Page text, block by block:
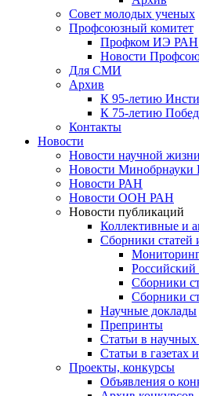
Совет молодых ученых
Профсоюзный комитет
Профком ИЭ РАН
Новости
Для СМИ
Архив
К 95-летию
К 75-летию
Контакты
Новости
Новости научной
Новости Минобрнауки
Новости РАН
Новости ООН РАН
Новости публикаций
Коллективные и
Сборники статей
Сборники
Сборники
Научные доклады
Препринты
Статьи в
Статьи в газетах
Проекты, конкурсы
Объявления о